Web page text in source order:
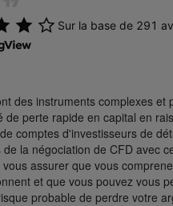
des instruments complexes et
de perte rapide en capital en
comptes d'investisseurs de
la négociation de CFD avec
vous assurer que vous
et que vous pouvez vous
probable de perdre votre